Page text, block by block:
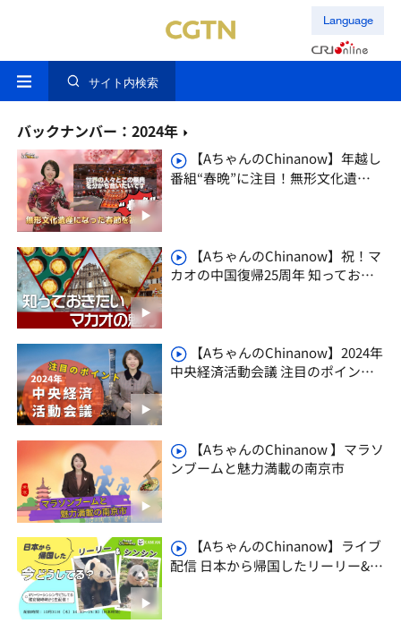
Language
サイト内検索
バックナンバー：2024年
【AちゃんのChinanow】年越し
番組“春晩”に注目！無形文化遺産
【AちゃんのChinanow】祝！マ
カオの中国復帰25周年 知っておき
【AちゃんのChinanow】2024年
中央経済活動会議 注目のポイント
【AちゃんのChinanow 】マラソ
ンブームと魅力満載の南京市
【AちゃんのChinanow】ライブ
配信 日本から帰国したリーリー&シ